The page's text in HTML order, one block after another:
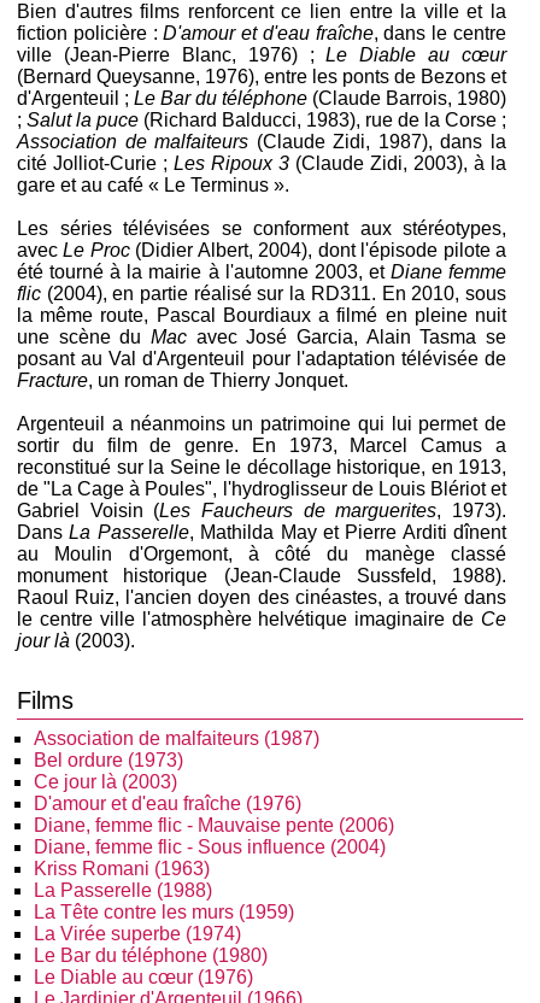
Bien d'autres films renforcent ce lien entre la ville et la
fiction policière :D'amour et d'eau fraîche, dans le centre
ville (Jean-Pierre Blanc, 1976) ;Le Diable au cœur
(Bernard Queysanne, 1976), entre les ponts de Bezons et
d'Argenteuil ; Le Bar du téléphone (Claude Barrois, 1980)
; Salut la puce (Richard Balducci, 1983), rue de la Corse ;
Association de malfaiteurs (Claude Zidi, 1987), dans la
cité Jolliot-Curie ; Les Ripoux 3 (Claude Zidi, 2003), à la
gare et au café « Le Terminus ».
Les séries télévisées se conforment aux stéréotypes,
avecLe Proc(Didier Albert, 2004), dont l'épisode pilote a
été tourné à la mairie à l'automne 2003, et Diane femme
flic (2004), en partie réalisé sur la RD311. En 2010, sous
la même route, Pascal Bourdiaux a filmé en pleine nuit
une scène du Mac avec José Garcia, Alain Tasma se
posant au Val d'Argenteuil pour l'adaptation télévisée de
Fracture, un roman de Thierry Jonquet.
Argenteuil a néanmoins un patrimoine qui lui permet de
sortir du film de genre. En 1973, Marcel Camus a
reconstitué sur la Seine le décollage historique, en 1913,
de "La Cage à Poules", l'hydroglisseur de Louis Blériot et
Gabriel Voisin (Les Faucheurs de marguerites, 1973).
DansLa Passerelle, Mathilda May et Pierre Arditi dînent
au Moulin d'Orgemont, à côté du manège classé
monument historique (Jean-Claude Sussfeld, 1988).
Raoul Ruiz, l'ancien doyen des cinéastes, a trouvé dans
le centre ville l'atmosphère helvétique imaginaire de Ce
jour là (2003).
Films
Association de malfaiteurs (1987)
Bel ordure (1973)
Ce jour là (2003)
D'amour et d'eau fraîche (1976)
Diane, femme flic - Mauvaise pente (2006)
Diane, femme flic - Sous influence (2004)
Kriss Romani (1963)
La Passerelle (1988)
La Tête contre les murs (1959)
La Virée superbe (1974)
Le Bar du téléphone (1980)
Le Diable au cœur (1976)
Le Jardinier d'Argenteuil (1966)